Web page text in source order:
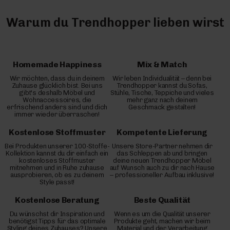
Warum du Trendhopper lieben wirst
Homemade Happiness
Wir möchten, dass du in deinem
Zuhause glücklich bist. Bei uns
gibt's deshalb Möbel und
Wohnaccessoires, die
erfrischend anders sind und dich
immer wieder überraschen!
Mix & Match
Wir leben Individualität – denn bei
Trendhopper kannst du Sofas,
Stühle, Tische, Teppiche und vieles
mehr ganz nach deinem
Geschmack gestalten!
Kostenlose Stoffmuster
Bei Produkten unserer 100-Stoffe-
Kollektion kannst du dir einfach ein
kostenloses Stoffmuster
mitnehmen und in Ruhe zuhause
ausprobieren, ob es zu deinem
Style passt!
Kompetente Lieferung
Unsere Store-Partner nehmen dir
das Schleppen ab und bringen
deine neuen Trendhopper Möbel
auf Wunsch auch zu dir nach Hause
– professioneller Aufbau inklusive!
Kostenlose Beratung
Du wünschst dir Inspiration und
benötigst Tipps für das optimale
Styling deines Zuhauses? Unsere
Beste Qualität
Wenn es um die Qualität unserer
Produkte geht, machen wir beim
Material und der Verarbeitung